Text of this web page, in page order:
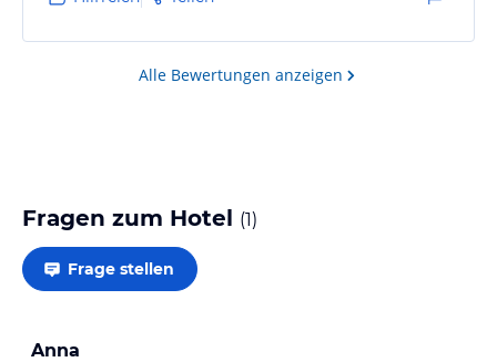
Alle Bewertungen anzeigen
Fragen zum Hotel (1)
Frage stellen
Anna